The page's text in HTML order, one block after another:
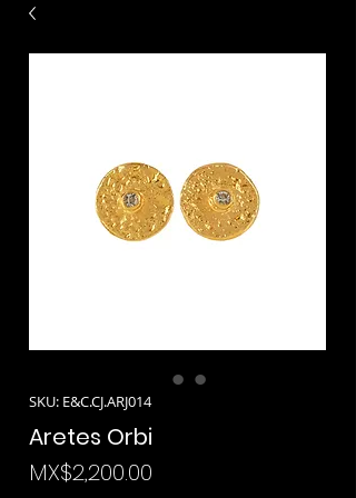
SKU: E&C.CJ.ARJ014
Aretes Orbi
MX$2,200.00